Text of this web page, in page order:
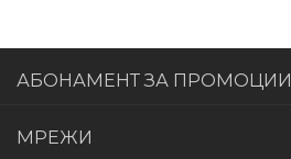
АБОНАМЕНТ ЗА ПРОМОЦИИ
МРЕЖИ